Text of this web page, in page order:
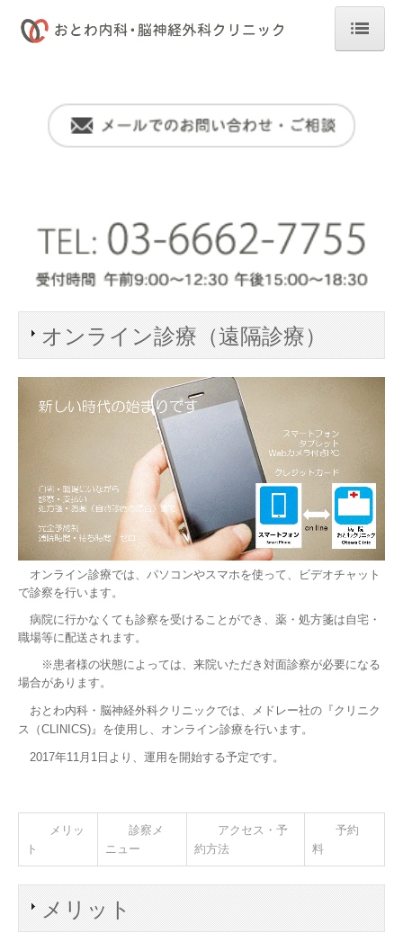
診療プログラム
脳神経外科・セカンドオピニオン
禁煙外来・外科一般
健康増進プログラム
人間ドック
健康診断・予防接種
デトックス・健康増進
ED・AGA
医院・設備紹介
遠隔診療
オンライン診療（遠隔診療）
オンライン診療では、パソコンやスマホを使って、ビデオチャット
で診察を行います。
病院に行かなくても診察を受けることができ、薬・処方箋は自宅・
職場等に配送されます。
※患者様の状態によっては、来院いただき対面診察が必要になる
場合があります。
おとわ内科・脳神経外科クリニックでは、メドレー社の『クリニク
ス（CLINICS)』を使用し、オンライン診療を行います。
2017年11月1日より、運用を開始する予定です。
メリッ
ト
診察メ
ニュー
アクセス・予
約方法
予約
料
メリット